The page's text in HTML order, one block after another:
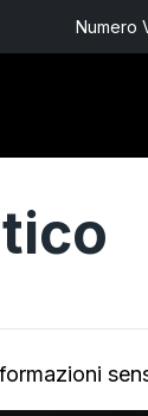
Numero